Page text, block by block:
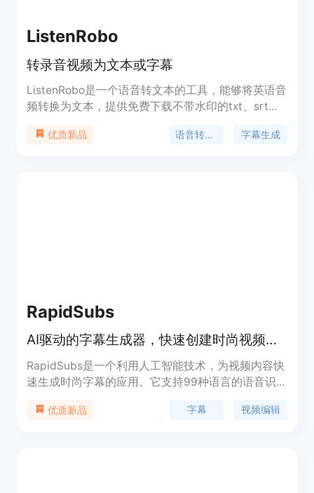
ListenRobo
转录音视频为文本或字幕
ListenRobo是一个语音转文本的工具，能够将英语音
频转换为文本，提供免费下载不带水印的txt、srt和
成英语翻译，还提供文本摘要和智能翻译功能。
优质新品 语音转文本 字幕生成
RapidSubs
AI驱动的字幕生成器，快速创建时尚视频字幕
RapidSubs是一个利用人工智能技术，为视频内容快
速生成时尚字幕的应用。它支持99种语言的语音识
颜色和样式。无论是内容创作者、教育工作者还是市
优质新品 字幕 视频编辑